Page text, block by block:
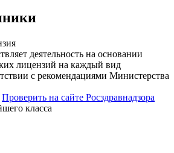
деятельность на основании
лицензий на каждый вид
с рекомендациями Министерства
Проверить на сайте Росздравнадзора
класса